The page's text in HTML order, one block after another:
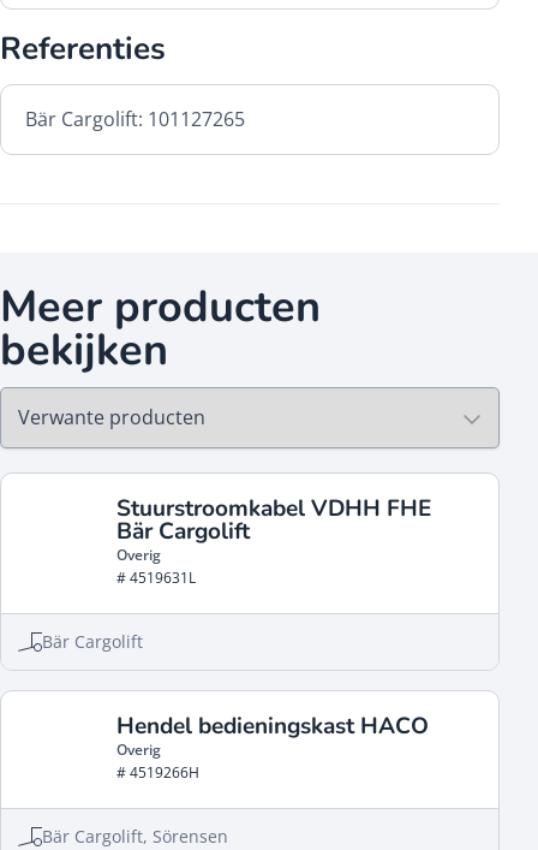
Referenties
Bär Cargolift: 101127265
Meer producten
bekijken
Stuurstroomkabel VDHH FHE
Bär Cargolift
Overig
# 4519631L
Bär Cargolift
Hendel bedieningskast HACO
Overig
# 4519266H
Bär Cargolift, Sörensen